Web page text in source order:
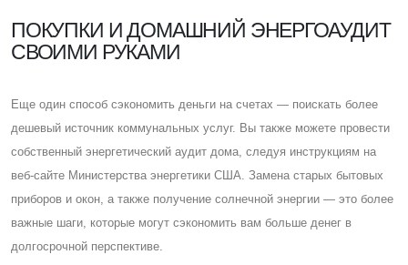
ПОКУПКИ И ДОМАШНИЙ ЭНЕРГОАУДИТ
СВОИМИ РУКАМИ
Eще один способ сэкономить деньги на счетах — поискать более
дешевый источник коммунальных услуг. Вы также можете провести
собственный энергетический аудит дома, следуя инструкциям на
веб-сайте Министерства энергетики CША. Замена старых бытовых
приборов и окон, а также получение солнечной энергии — это более
важные шаги, которые могут сэкономить вам больше денег в
долгосрочной перспективе.